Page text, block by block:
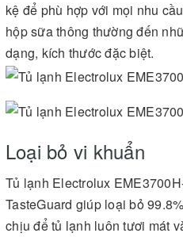
kệ để phù hợp với mọi nhu
hộp sữa thông thường đến
dạng, kích thước đặc biệt.
Loại bỏ vi khuẩn
Tủ lạnh Electrolux
TasteGuard giúp loại bỏ
chịu để tủ lạnh luôn tươi mát